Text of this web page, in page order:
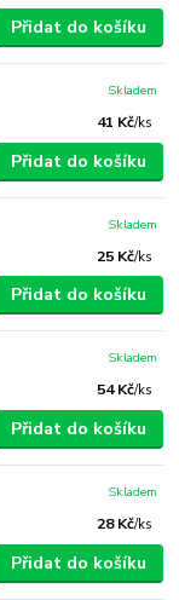
Přidat do košíku
41 Kč/ks
Skladem
Přidat do košíku
25 Kč/ks
Skladem
Přidat do košíku
54 Kč/ks
Skladem
Přidat do košíku
28 Kč/ks
Skladem
Přidat do košíku